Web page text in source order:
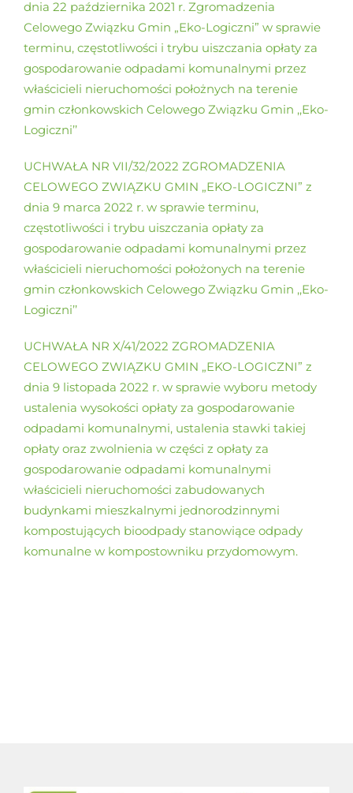
dnia 22 października 2021 r. Zgromadzenia
Celowego Związku Gmin „Eko-Logiczni” w sprawie
terminu, częstotliwości i trybu uiszczania opłaty za
gospodarowanie odpadami komunalnymi przez
właścicieli nieruchomości położnych na terenie
gmin członkowskich Celowego Związku Gmin ,,Eko-
Logiczni’’
UCHWAŁA NR VII/32/2022 ZGROMADZENIA
CELOWEGO ZWIĄZKU GMIN „EKO-LOGICZNI” z
dnia 9 marca 2022 r. w sprawie terminu,
częstotliwości i trybu uiszczania opłaty za
gospodarowanie odpadami komunalnymi przez
właścicieli nieruchomości położonych na terenie
gmin członkowskich Celowego Związku Gmin ,,Eko-
Logiczni’’
UCHWAŁA NR X/41/2022 ZGROMADZENIA
CELOWEGO ZWIĄZKU GMIN „EKO-LOGICZNI” z
dnia 9 listopada 2022 r. w sprawie wyboru metody
ustalenia wysokości opłaty za gospodarowanie
odpadami komunalnymi, ustalenia stawki takiej
opłaty oraz zwolnienia w części z opłaty za
gospodarowanie odpadami komunalnymi
właścicieli nieruchomości zabudowanych
budynkami mieszkalnymi jednorodzinnymi
kompostujących bioodpady stanowiące odpady
komunalne w kompostowniku przydomowym.